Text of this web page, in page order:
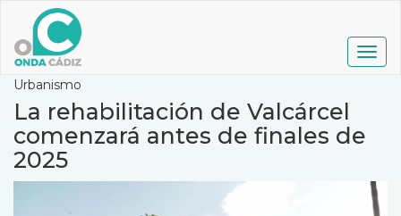
contenido
principal
Urbanismo
La rehabilitación de Valcárcel
comenzará antes de finales de
2025